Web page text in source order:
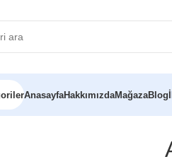
AnasayfaHakkımızdaMağazaBlog